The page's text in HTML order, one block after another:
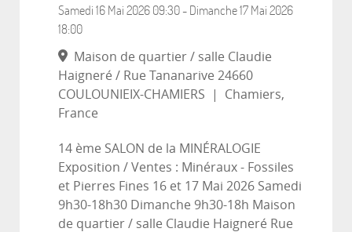
Samedi 16 Mai 2026 09:30 - Dimanche 17 Mai 2026
18:00
Maison de quartier / salle Claudie
Haigneré / Rue Tananarive 24660
COULOUNIEIX-CHAMIERS
|
Chamiers,
France
14 ème SALON de la MINÉRALOGIE
Exposition / Ventes : Minéraux - Fossiles
et Pierres Fines 16 et 17 Mai 2026 Samedi
9h30-18h30 Dimanche 9h30-18h Maison
de quartier / salle Claudie Haigneré Rue